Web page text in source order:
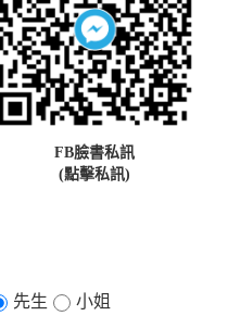
FB臉書私訊
(點擊私訊)
先生 小姐